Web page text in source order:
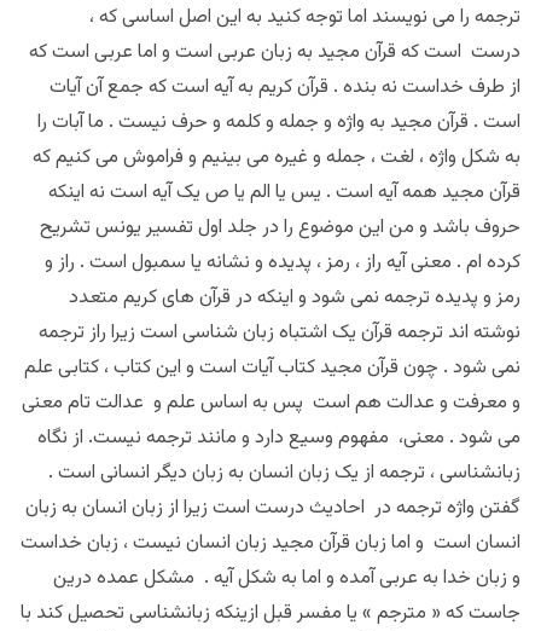
ترجمه را می نویسند اما توجه کنید به این اصل اساسی که ،
درست است که قرآن مجید به زبان عربی است و اما عربی است که
از طرف خداست نه بنده . قرآن کریم به آیه است که جمع آن آیات
است . قرآن مجید به واژه و جمله و کلمه و‌ حرف نیست . ما آبات را
به شکل واژه ، لغت ، جمله و غیره می بینیم و فراموش می کنیم که
قرآن مجید همه آیه است . یس یا الم یا ص یک آیه است نه اینکه
حروف باشد و من این موضوع را در جلد اول تفسیر یونس تشریح
کرده ام . معنی آیه راز ، رمز ، پدیده و نشانه یا سمبول است . راز و
رمز و پدیده ترجمه نمی شود و اینکه در قرآن های کریم متعدد
نوشته اند ترجمه قرآن یک اشتباه زبان شناسی است زیرا راز ترجمه
نمی شود . چون قرآن مجید کتاب آیات است و این کتاب ، کتابی علم
و معرفت و عدالت هم است پس به اساس علم و عدالت تام معنی
می شود . معنی، مفهوم وسیع دارد و مانند ترجمه نیست. از نگاه
زبانشناسی ، ترجمه از یک زبان انسان به زبان دیگر انسانی است .
گفتن واژه ترجمه در احادیث درست است زیرا از زبان انسان به زبان
انسان است و اما زبان قرآن مجید زبان انسان نیست ، زبان خداست
و زبان خدا به عربی آمده و اما به شکل آیه . مشکل عمده درین
جاست که « مترجم » یا مفسر قبل ازینکه زبانشناسی تحصیل کند با